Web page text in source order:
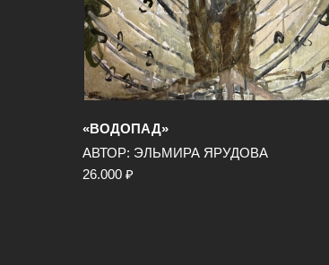
«ВОДОПАД»
АВТОР: ЭЛЬМИРА ЯРУДОВА
26.000 ₽